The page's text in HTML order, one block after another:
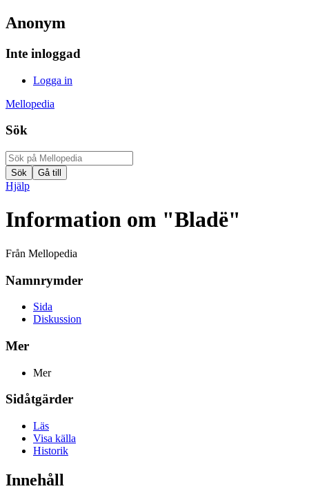
Anonym
Inte inloggad
Logga in
Mellopedia
Sök
Hjälp
Information om "Bladë"
Från Mellopedia
Namnrymder
Sida
Diskussion
Mer
Mer
Sidåtgärder
Läs
Visa källa
Historik
Innehåll